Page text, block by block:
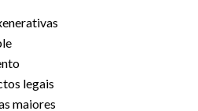
legais
maiores